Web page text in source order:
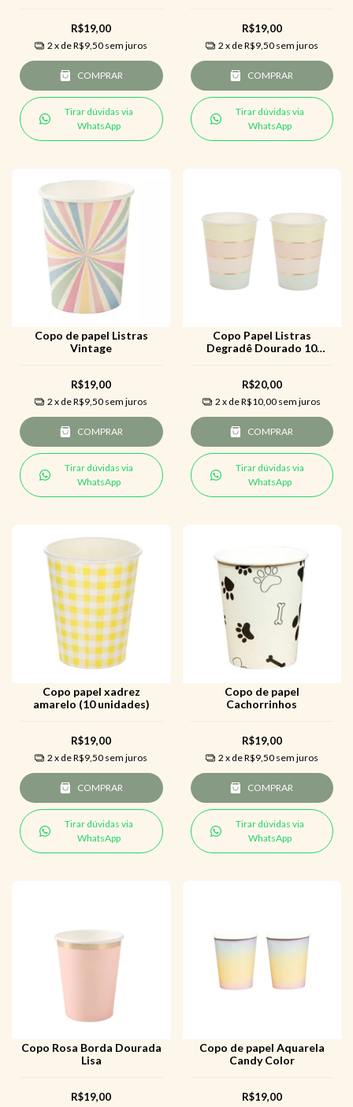
R$19,00
2 x deR$9,50 sem juros
COMPRAR
Tirar dúvidas via
WhatsApp
R$19,00
2 x deR$9,50 sem juros
COMPRAR
Tirar dúvidas via
WhatsApp
Copo de papel Listras
Vintage
R$19,00
2 x deR$9,50 sem juros
COMPRAR
Tirar dúvidas via
WhatsApp
Copo Papel Listras
Degradê Dourado 10
R$20,00
2 x deR$10,00 sem juros
COMPRAR
Tirar dúvidas via
WhatsApp
Copo papel xadrez
amarelo (10 unidades)
R$19,00
2 x deR$9,50 sem juros
COMPRAR
Tirar dúvidas via
WhatsApp
Copo de papel
Cachorrinhos
R$19,00
2 x deR$9,50 sem juros
COMPRAR
Tirar dúvidas via
WhatsApp
Copo Rosa Borda Dourada
Lisa
R$19,00
Copo de papel Aquarela
Candy Color
R$19,00